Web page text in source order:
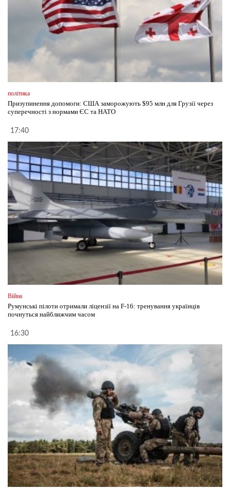
політика
Призупинення допомоги: США заморожують $95 млн для Грузії через
суперечності з нормами ЄС та НАТО
17:40
Війна
Румунські пілоти отримали ліцензії на F-16: тренування українців
почнуться найближчим часом
16:30